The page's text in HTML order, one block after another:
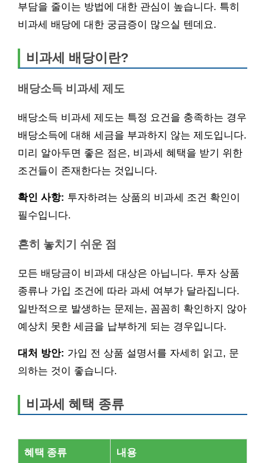
부담을 줄이는 방법에 대한 관심이 높습니다. 특히
비과세 배당에 대한 궁금증이 많으실 텐데요.
비과세 배당이란?
배당소득 비과세 제도
배당소득 비과세 제도는 특정 요건을 충족하는 경우
배당소득에 대해 세금을 부과하지 않는 제도입니다.
미리 알아두면 좋은 점은, 비과세 혜택을 받기 위한
조건들이 존재한다는 것입니다.
확인 사항: 투자하려는 상품의 비과세 조건 확인이
필수입니다.
흔히 놓치기 쉬운 점
모든 배당금이 비과세 대상은 아닙니다. 투자 상품
종류나 가입 조건에 따라 과세 여부가 달라집니다.
일반적으로 발생하는 문제는, 꼼꼼히 확인하지 않아
예상치 못한 세금을 납부하게 되는 경우입니다.
대처 방안: 가입 전 상품 설명서를 자세히 읽고, 문
의하는 것이 좋습니다.
비과세 혜택 종류
혜택 종류 내용